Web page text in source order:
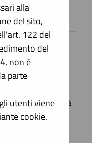
alla
del sito,
122 del
del
non è
parte
utenti viene
cookie.
è
ottenere le
del
le funzionalità
i requisiti e le